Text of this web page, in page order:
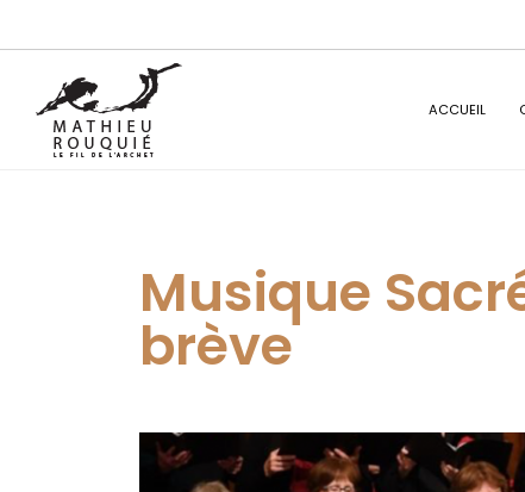
ACCUEIL
Musique
brève